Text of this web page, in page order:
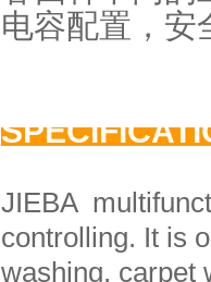
电容配置， 安
JIEBA
controlling. It is
washing, carpet